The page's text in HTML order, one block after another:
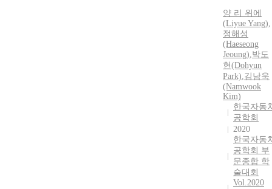
양 리 위 에
(Liyue Yang),
정해성
(Haeseong
Jeoung),박도
현(Dohyun
Park),김남욱
(Namwook
Kim)
한국자동
공학회
2020
한국자동
공학회 부
문종합 학
술대회
Vol.2020